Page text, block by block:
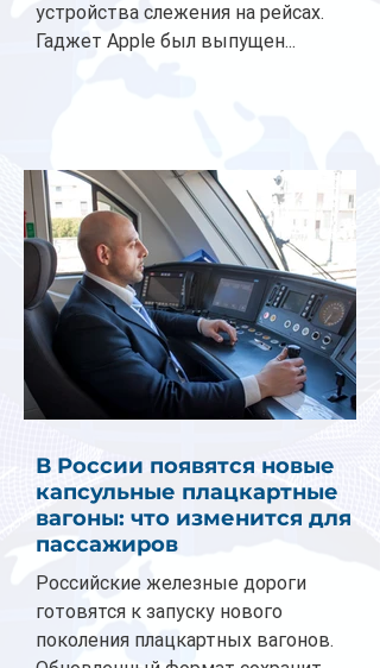
устройства слежения на рейсах.
Гаджет Apple был выпущен...
В России появятся новые
капсульные плацкартные
вагоны: что изменится для
пассажиров
Российские железные дороги
готовятся к запуску нового
поколения плацкартных вагонов.